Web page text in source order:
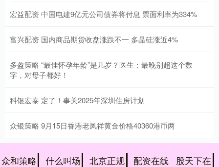
宏益配资 中国电建9亿元公司债券将付息 票面利率为334%
富兴配资 国内商品期货收盘涨跌不一 多晶硅涨近4%
多盈策略 “最佳怀孕年龄”是几岁？医生：最晚别超这个数
字，对母子都好！
科银宏泰 定了！事关2025年深圳住房计划
众银策略 9月15日香港老凤祥黄金价格40360港币两
众和策略 什么叫场 北京正规 配资在线 股天下在